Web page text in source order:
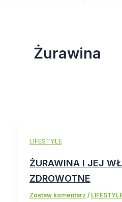
Żurawina
LIFESTYLE
ŻURAWINA I JEJ
ZDROWOTNE
Zostaw komentarz /